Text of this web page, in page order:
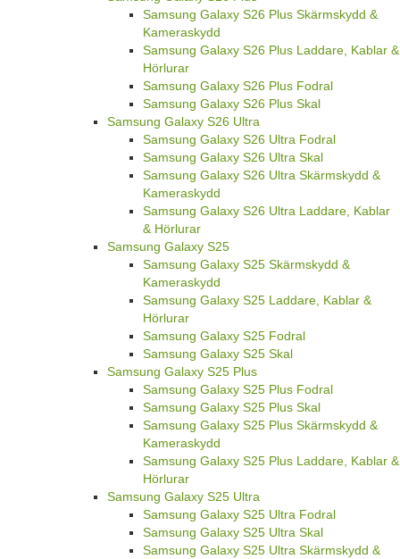
Samsung Galaxy S26 Plus Skärmskydd &
Kameraskydd
Samsung Galaxy S26 Plus Laddare, Kablar &
Hörlurar
Samsung Galaxy S26 Plus Fodral
Samsung Galaxy S26 Plus Skal
Samsung Galaxy S26 Ultra
Samsung Galaxy S26 Ultra Fodral
Samsung Galaxy S26 Ultra Skal
Samsung Galaxy S26 Ultra Skärmskydd &
Kameraskydd
Samsung Galaxy S26 Ultra Laddare, Kablar
& Hörlurar
Samsung Galaxy S25
Samsung Galaxy S25 Skärmskydd &
Kameraskydd
Samsung Galaxy S25 Laddare, Kablar &
Hörlurar
Samsung Galaxy S25 Fodral
Samsung Galaxy S25 Skal
Samsung Galaxy S25 Plus
Samsung Galaxy S25 Plus Fodral
Samsung Galaxy S25 Plus Skal
Samsung Galaxy S25 Plus Skärmskydd &
Kameraskydd
Samsung Galaxy S25 Plus Laddare, Kablar &
Hörlurar
Samsung Galaxy S25 Ultra
Samsung Galaxy S25 Ultra Fodral
Samsung Galaxy S25 Ultra Skal
Samsung Galaxy S25 Ultra Skärmskydd &